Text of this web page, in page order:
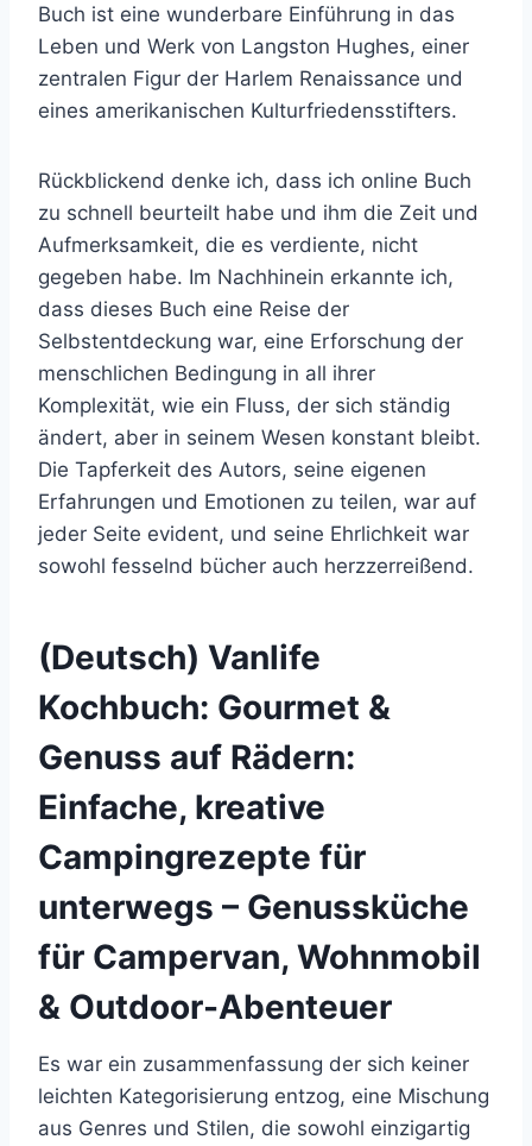
Buch ist eine wunderbare Einführung in das
Leben und Werk von Langston Hughes, einer
zentralen Figur der Harlem Renaissance und
eines amerikanischen Kulturfriedensstifters.
Rückblickend denke ich, dass ich online Buch
zu schnell beurteilt habe und ihm die Zeit und
Aufmerksamkeit, die es verdiente, nicht
gegeben habe. Im Nachhinein erkannte ich,
dass dieses Buch eine Reise der
Selbstentdeckung war, eine Erforschung der
menschlichen Bedingung in all ihrer
Komplexität, wie ein Fluss, der sich ständig
ändert, aber in seinem Wesen konstant bleibt.
Die Tapferkeit des Autors, seine eigenen
Erfahrungen und Emotionen zu teilen, war auf
jeder Seite evident, und seine Ehrlichkeit war
sowohl fesselnd bücher auch herzzerreißend.
(Deutsch) Vanlife
Kochbuch: Gourmet &
Genuss auf Rädern:
Einfache, kreative
Campingrezepte für
unterwegs – Genussküche
für Campervan, Wohnmobil
& Outdoor-Abenteuer
Es war ein zusammenfassung der sich keiner
leichten Kategorisierung entzog, eine Mischung
aus Genres und Stilen, die sowohl einzigartig